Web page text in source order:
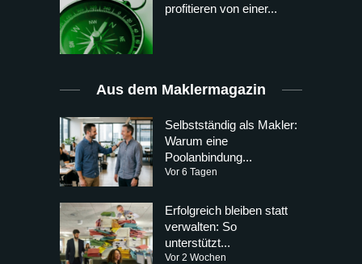
profitieren von einer...
Aus dem Maklermagazin
Selbstständig als Makler:
Warum eine
Poolanbindung...
Vor 6 Tagen
Erfolgreich bleiben statt
verwalten: So
unterstützt...
Vor 2 Wochen